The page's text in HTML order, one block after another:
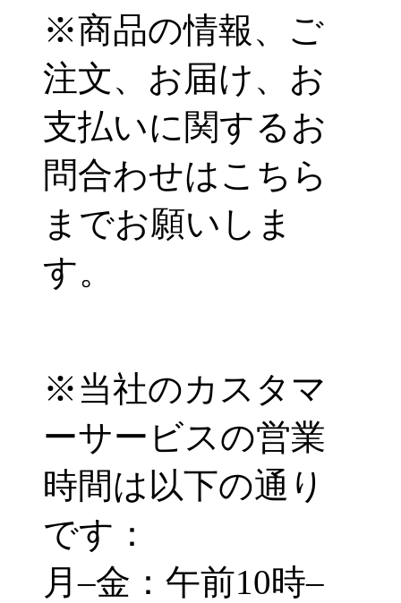
※商品の情報、ご
注文、お届け、お
支払いに関するお
問合わせはこちら
までお願いしま
す。
※当社のカスタマ
ーサービスの営業
時間は以下の通り
です：
月–金：午前10時–